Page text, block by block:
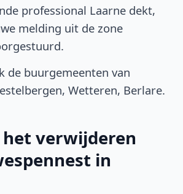
professional Laarne dekt,
melding uit de zone
de buurgemeenten van
Wetteren, Berlare.
verwijderen
in